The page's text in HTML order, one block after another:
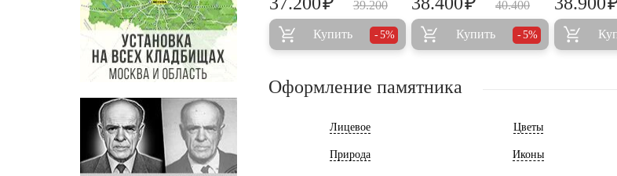
39.200
Купить 5%
40.400
Купить 5%
Оформление памятника
Лицевое Цветы
Природа Иконы